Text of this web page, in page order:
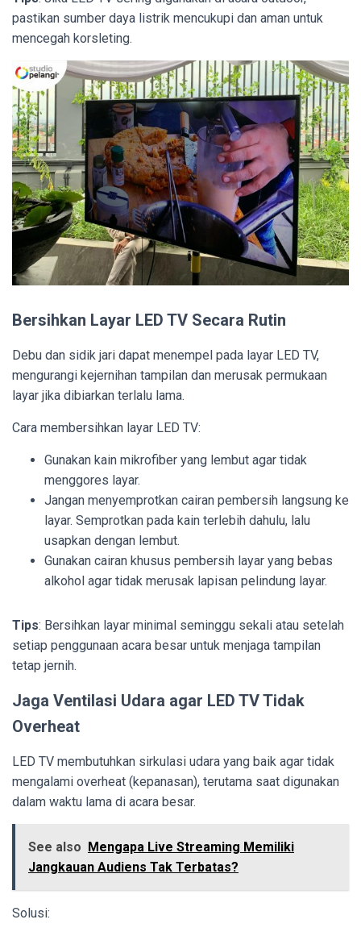
pastikan sumber daya listrik mencukupi dan aman untuk
mencegah korsleting.
Bersihkan Layar LED TV Secara Rutin
Debu dan sidik jari dapat menempel pada layar LED TV,
mengurangi kejernihan tampilan dan merusak permukaan
layar jika dibiarkan terlalu lama.
Cara membersihkan layar LED TV:
Gunakan kain mikrofiber yang lembut agar tidak
menggores layar.
Jangan menyemprotkan cairan pembersih langsung ke
layar. Semprotkan pada kain terlebih dahulu, lalu
usapkan dengan lembut.
Gunakan cairan khusus pembersih layar yang bebas
alkohol agar tidak merusak lapisan pelindung layar.
Tips: Bersihkan layar minimal seminggu sekali atau setelah
setiap penggunaan acara besar untuk menjaga tampilan
tetap jernih.
Jaga Ventilasi Udara agar LED TV Tidak
Overheat
LED TV membutuhkan sirkulasi udara yang baik agar tidak
mengalami overheat (kepanasan), terutama saat digunakan
dalam waktu lama di acara besar.
See also Mengapa Live Streaming Memiliki
Jangkauan Audiens Tak Terbatas?
Solusi: